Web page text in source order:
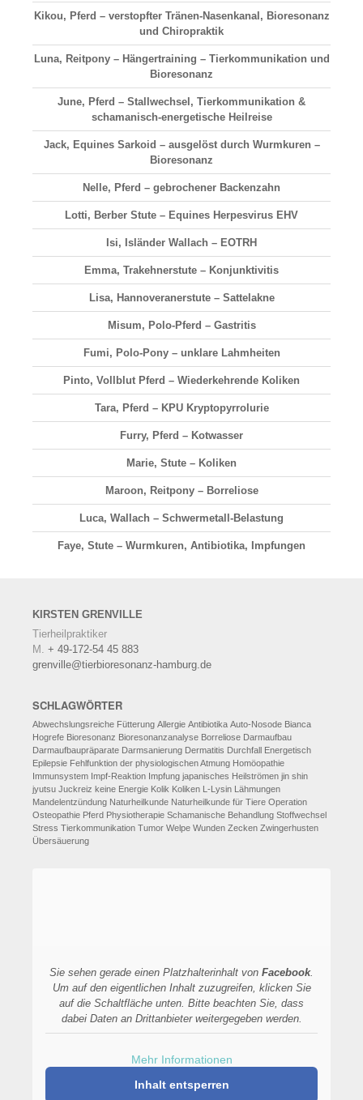
Kikou, Pferd – verstopfter Tränen-Nasenkanal, Bioresonanz
und Chiropraktik
Luna, Reitpony – Hängertraining – Tierkommunikation und
Bioresonanz
June, Pferd – Stallwechsel, Tierkommunikation &
schamanisch-energetische Heilreise
Jack, Equines Sarkoid – ausgelöst durch Wurmkuren –
Bioresonanz
Nelle, Pferd – gebrochener Backenzahn
Lotti, Berber Stute – Equines Herpesvirus EHV
Isi, Isländer Wallach – EOTRH
Emma, Trakehnerstute – Konjunktivitis
Lisa, Hannoveranerstute – Sattelakne
Misum, Polo-Pferd – Gastritis
Fumi, Polo-Pony – unklare Lahmheiten
Pinto, Vollblut Pferd – Wiederkehrende Koliken
Tara, Pferd – KPU Kryptopyrrolurie
Furry, Pferd – Kotwasser
Marie, Stute – Koliken
Maroon, Reitpony – Borreliose
Luca, Wallach – Schwermetall-Belastung
Faye, Stute – Wurmkuren, Antibiotika, Impfungen
KIRSTEN GRENVILLE
Tierheilpraktiker
M. + 49-172-54 45 883
grenville@tierbioresonanz-hamburg.de
SCHLAGWÖRTER
Abwechslungsreiche Fütterung Allergie Antibiotika Auto-Nosode Bianca
Hogrefe Bioresonanz Bioresonanzanalyse Borreliose Darmaufbau
Darmaufbaupräparate Darmsanierung Dermatitis Durchfall Energetisch
Epilepsie Fehlfunktion der physiologischen Atmung Homöopathie
Immunsystem Impf-Reaktion Impfung japanisches Heilströmen jin shin
jyutsu Juckreiz keine Energie Kolik Koliken L-Lysin Lähmungen
Mandelentzündung Naturheilkunde Naturheilkunde für Tiere Operation
Osteopathie Pferd Physiotherapie Schamanische Behandlung Stoffwechsel
Stress Tierkommunikation Tumor Welpe Wunden Zecken Zwingerhusten
Übersäuerung
Sie sehen gerade einen Platzhalterinhalt von Facebook.
Um auf den eigentlichen Inhalt zuzugreifen, klicken Sie
auf die Schaltfläche unten. Bitte beachten Sie, dass
dabei Daten an Drittanbieter weitergegeben werden.
Mehr Informationen
Inhalt entsperren